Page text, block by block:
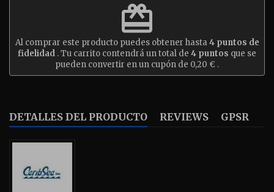
redeem
Al comprar este producto puedes obtener hasta4puntos de
fidelidad . Tu carrito contendrá un total de 4 puntos que se
pueden convertir en un cupón de 0,20 € .
DETALLES DEL PRODUCTO REVIEWS GPSR